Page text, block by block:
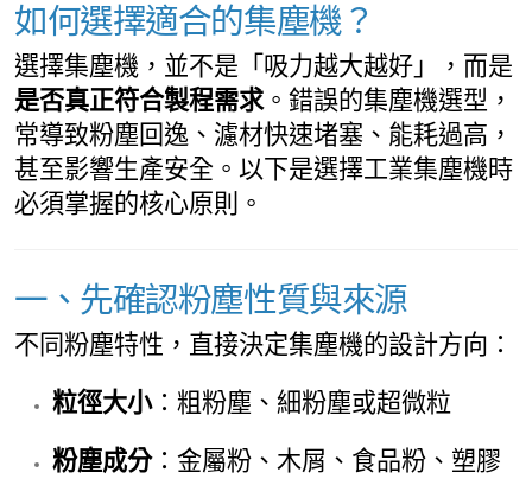
如何選擇適合的集塵機？
選擇集塵機，並不是「吸力越大越好」，而是
是否真正符合製程需求 。錯誤的集塵機選型，
常導致粉塵回逸、濾材快速堵塞、能耗過高，
甚至影響生產安全。以下是選擇工業集塵機時
必須掌握的核心原則。
一、先確認粉塵性質與來源
不同粉塵特性，直接決定集塵機的設計方向：
粒徑大小：粗粉塵、細粉塵或超微粒
粉塵成分：金屬粉、木屑、食品粉、塑膠